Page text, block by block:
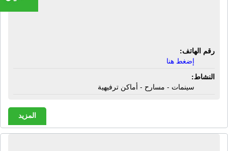
سينما دنيا المصرية بلازا | سينمات -
رقم الهاتف:
إضغط هنا
النشاط:
سينمات - مسارح - أماكن ترفيهية
المزيد